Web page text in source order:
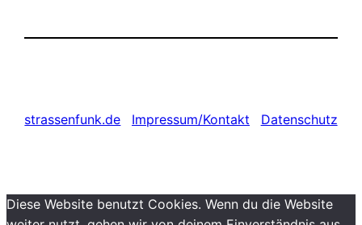
strassenfunk.de Impressum/Kontakt Datenschutz
Diese Website benutzt Cookies. Wenn du die Website